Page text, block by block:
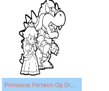
Prinsesse Fersken Og Dragen